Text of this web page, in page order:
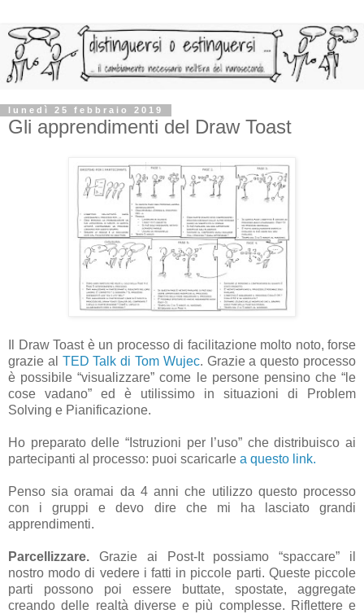
lunedì 25 febbraio 2019
Gli apprendimenti del Draw Toast
Il Draw Toast è un processo di facilitazione molto noto, forse
grazie al TED Talk di Tom Wujec. Grazie a questo processo
è possibile “visualizzare” come le persone pensino che “le
cose vadano” ed è utilissimo in situazioni di Problem
Solving e Pianificazione.
Ho preparato delle “Istruzioni per l’uso” che distribuisco ai
partecipanti al processo: puoi scaricarle a questo link.
Penso sia oramai da 4 anni che utilizzo questo processo
con i gruppi e devo dire che mi ha lasciato grandi
apprendimenti.
Parcellizzare. Grazie ai Post-It possiamo “spaccare” il
nostro modo di vedere i fatti in piccole parti. Queste piccole
parti possono poi essere buttate, spostate, aggregate
creando delle realtà diverse e più complesse. Riflettere e